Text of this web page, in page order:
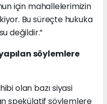
için mahallelerimizin
Bu süreçte hukuka
değildir.”
söylemlere
olan bazı siyasi
spekülatif söylemlere